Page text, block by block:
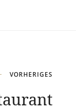
VORHERIGES